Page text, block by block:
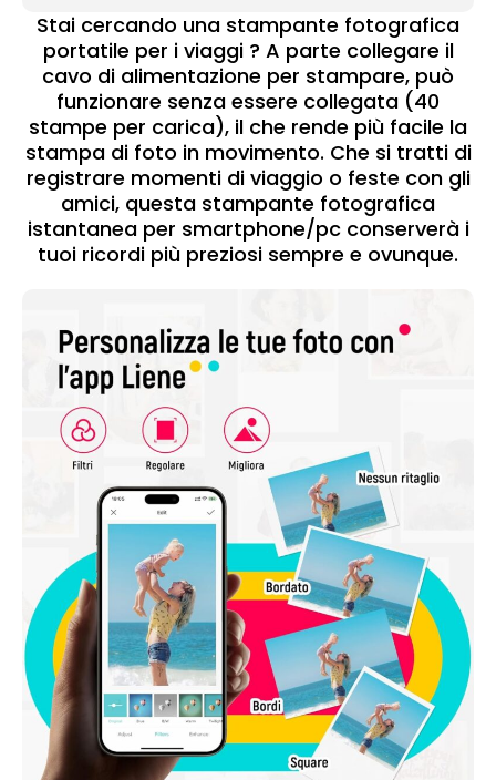
Stai cercando una stampante fotografica
portatile per i viaggi ? A parte collegare il
cavo di alimentazione per stampare, può
funzionare senza essere collegata (40
stampe per carica), il che rende più facile la
stampa di foto in movimento. Che si tratti di
registrare momenti di viaggio o feste con gli
amici, questa stampante fotografica
istantanea per smartphone/pc conserverà i
tuoi ricordi più preziosi sempre e ovunque.